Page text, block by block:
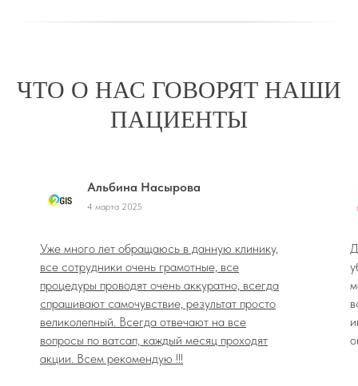
ЧТО О НАС ГОВОРЯТ НАШИ
ПАЦИЕНТЫ
Альбина Насырова
4 марта 2025
Уже много лет обращаюсь в данную клинику,
все сотрудники очень грамотные, все
процедуры проводят очень аккуратно, всегда
спрашивают самочувствие, результат просто
великолепный. Всегда отвечают на все
вопросы по ватсап, каждый месяц проходят
акции. Всем рекомендую !!!